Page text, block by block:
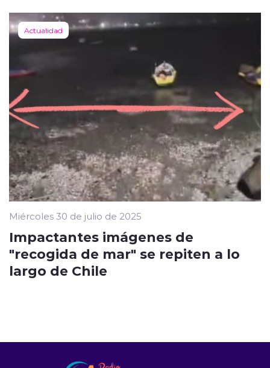
Actualidad
Miércoles 30 de julio de 2025
Impactantes imágenes de
"recogida de mar" se repiten a lo
largo de Chile